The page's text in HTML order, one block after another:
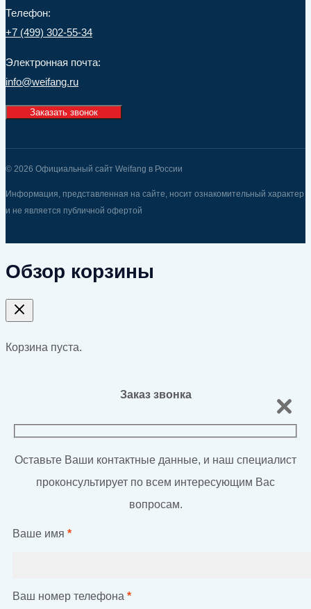
Телефон:
+7 (499) 302-55-34
Электронная почта:
info@weifang.ru
Заказать звонок
© 2026 Официальный сайт Weifang в России
Информация, представленная на сайте, носит ознакомительный характер
и не является публичной офертой
Обзор корзины
Корзина пуста.
Заказ звонка
Оставьте Ваши контактные данные, и наш специалист
проконсультирует по всем интересующим Вас
вопросам.
Ваше имя *
Ваш номер телефона *